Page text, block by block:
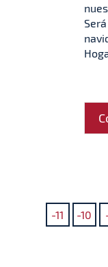
-11 -10